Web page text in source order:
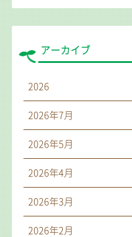
アーカイブ
2026
2026年7月
2026年5月
2026年4月
2026年3月
2026年2月